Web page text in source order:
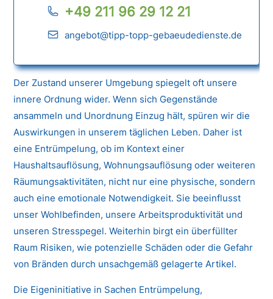
+49 211 96 29 12 21
angebot@tipp-topp-gebaeudedienste.de
Der Zustand unserer Umgebung spiegelt oft unsere
innere Ordnung wider. Wenn sich Gegenstände
ansammeln und Unordnung Einzug hält, spüren wir die
Auswirkungen in unserem täglichen Leben. Daher ist
eine Entrümpelung, ob im Kontext einer
Haushaltsauflösung, Wohnungsauflösung oder weiteren
Räumungsaktivitäten, nicht nur eine physische, sondern
auch eine emotionale Notwendigkeit. Sie beeinflusst
unser Wohlbefinden, unsere Arbeitsproduktivität und
unseren Stresspegel. Weiterhin birgt ein überfüllter
Raum Risiken, wie potenzielle Schäden oder die Gefahr
von Bränden durch unsachgemäß gelagerte Artikel.
Die Eigeninitiative in Sachen Entrümpelung,